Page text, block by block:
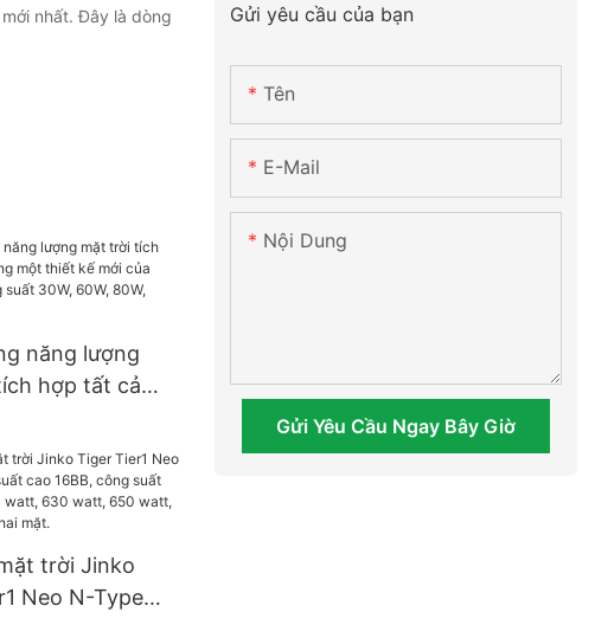
nhất. Đây là dòng
năng lượng
hợp tất cả
suất 30W,
100W.
trời Jinko
Neo N-Type
Gửi yêu cầu của bạn
Tên
E-Mail
Nội Dung
Gửi Yêu Cầu Ngay Bây Giờ